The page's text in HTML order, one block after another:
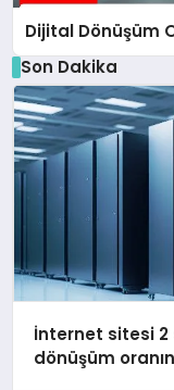
Dijital Dönüşüm
Son Dakika
İnternet sitesi 2
dönüşüm